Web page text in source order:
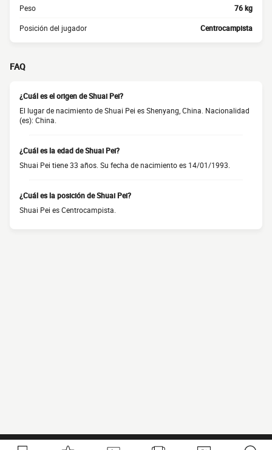
Peso 76 kg
Posición del jugador Centrocampista
FAQ
¿Cuál es el origen de Shuai Pei?
El lugar de nacimiento de Shuai Pei es Shenyang, China. Nacionalidad
(es): China.
¿Cuál es la edad de Shuai Pei?
Shuai Pei tiene 33 años. Su fecha de nacimiento es 14/01/1993.
¿Cuál es la posición de Shuai Pei?
Shuai Pei es Centrocampista.